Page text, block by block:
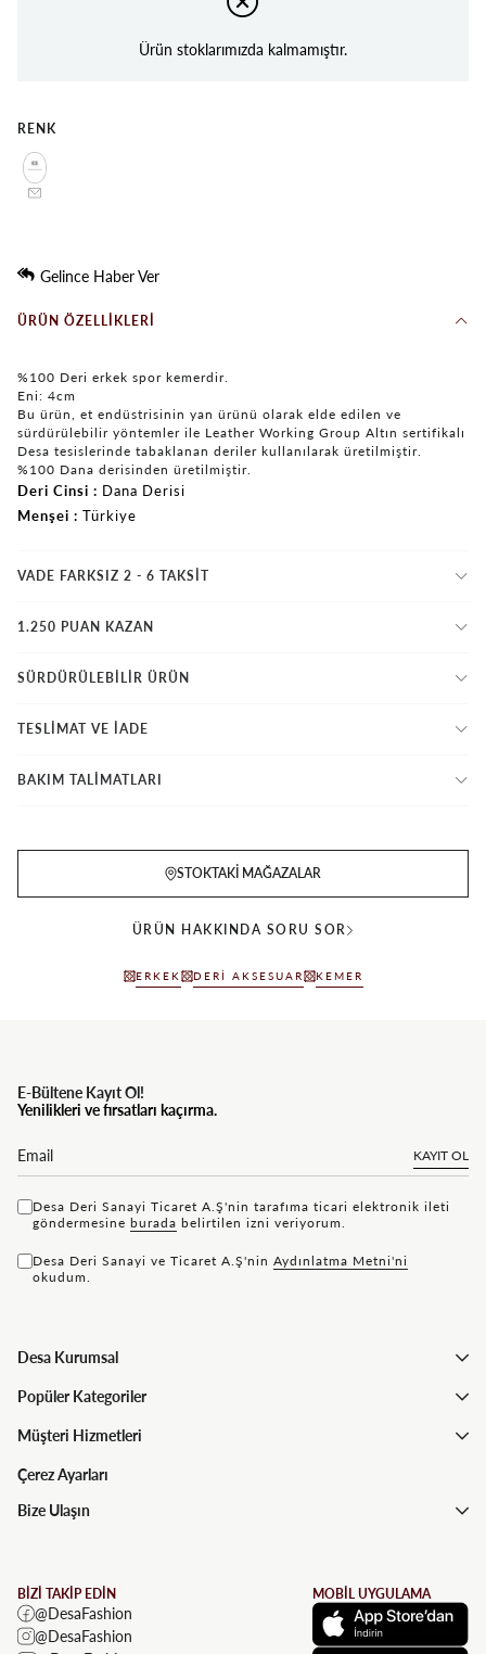
Ürün stoklarımızda kalmamıştır.
RENK
Gelince Haber Ver
ÜRÜN ÖZELLIKLERI
%100 Deri erkek spor kemerdir.
Eni: 4cm
Bu ürün, et endüstrisinin yan ürünü olarak elde edilen ve
sürdürülebilir yöntemler ile Leather Working Group Altın sertifikalı
Desa tesislerinde tabaklanan deriler kullanılarak üretilmiştir.
%100 Dana derisinden üretilmiştir.
Deri Cinsi
Dana Derisi
Menşei
Türkiye
VADE FARKSIZ 2 - 6 TAKSIT
1.250 PUAN KAZAN
SÜRDÜRÜLEBİLİR ÜRÜN
TESLİMAT VE İADE
BAKIM TALİMATLARI
STOKTAKI MAĞAZALAR
ÜRÜN HAKKINDA SORU SOR
ERKEK DERI AKSESUAR KEMER
E-Bültene Kayıt Ol!
Yenilikleri ve fırsatları kaçırma.
KAYIT OL
Desa Deri Sanayi Ticaret A.Ş'nin tarafıma ticari elektronik ileti
göndermesine bu rada belirtilen izni veriyorum.
Desa Deri Sanayi ve Ticaret A.Ş'nin Aydınlatma Metni'ni
okudum.
Desa Kurumsal
Popüler Kategoriler
Müşteri Hizmetleri
Çerez Ayarları
Bize Ulaşın
BİZİ TAKİP EDİN
@DesaFashion
@DesaFashion
MOBİL UYGULAMA